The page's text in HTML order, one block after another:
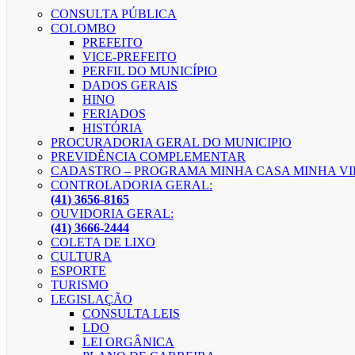
CONSULTA PÚBLICA
COLOMBO
PREFEITO
VICE-PREFEITO
PERFIL DO MUNICÍPIO
DADOS GERAIS
HINO
FERIADOS
HISTÓRIA
PROCURADORIA GERAL DO MUNICIPIO
PREVIDÊNCIA COMPLEMENTAR
CADASTRO – PROGRAMA MINHA CASA MINHA
CONTROLADORIA GERAL:
(41) 3656-8165
OUVIDORIA GERAL:
(41) 3666-2444
COLETA DE LIXO
CULTURA
ESPORTE
TURISMO
LEGISLAÇÃO
CONSULTA LEIS
LDO
LEI ORGÂNICA